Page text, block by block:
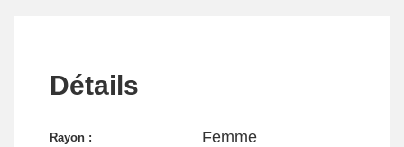
Détails
Rayon : Femme